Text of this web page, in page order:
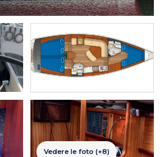
Vedere le foto (+8)